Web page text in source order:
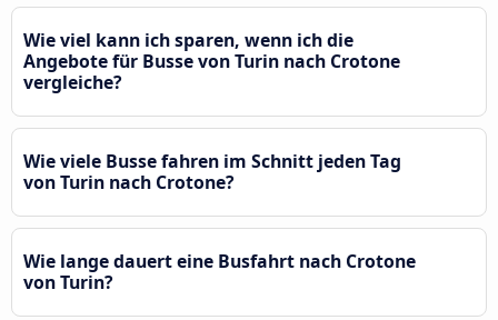
Wie viel kann ich sparen, wenn ich die
Angebote für Busse von Turin nach Crotone
vergleiche?
Wie viele Busse fahren im Schnitt jeden Tag
von Turin nach Crotone?
Wie lange dauert eine Busfahrt nach Crotone
von Turin?